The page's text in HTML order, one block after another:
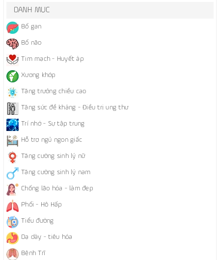
DANH MỤC
Bổ gan
Bổ não
Tim mạch - Huyết áp
Xương khớp
Tăng trưởng chiều cao
Tăng sức đề kháng - Điều trị ung thư
Trí nhớ - Sự tập trung
Hỗ trợ ngủ ngon giấc
Tăng cường sinh lý nữ
Tăng cường sinh lý nam
Chống lão hóa - làm đẹp
Phổi - Hô Hấp
Tiểu đường
Dạ dày - tiêu hóa
Bệnh Trĩ